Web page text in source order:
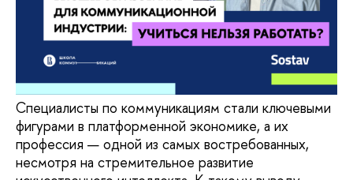
Специалисты по коммуникациям стали ключевыми
фигурами в платформенной экономике, а их
профессия — одной из самых востребованных,
несмотря на стремительное развитие